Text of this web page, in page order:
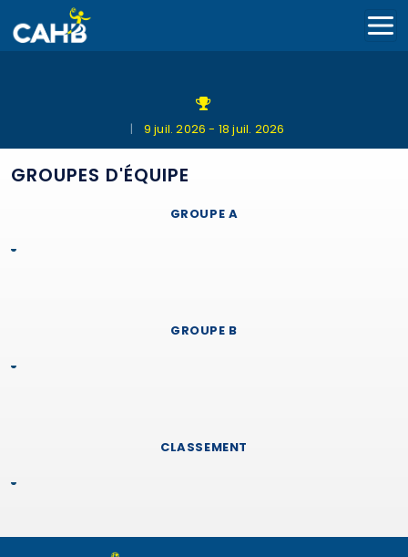
| 9 juil. 2026 - 18 juil. 2026
GROUPES D'ÉQUIPE
GROUPE A
GROUPE B
CLASSEMENT